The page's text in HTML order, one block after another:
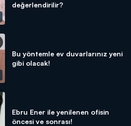
değerlendirilir?
Bu yöntemle ev duvarlarınız yeni
gibi olacak!
Ebru Ener ile yenilenen ofisin
öncesi ve sonrası!